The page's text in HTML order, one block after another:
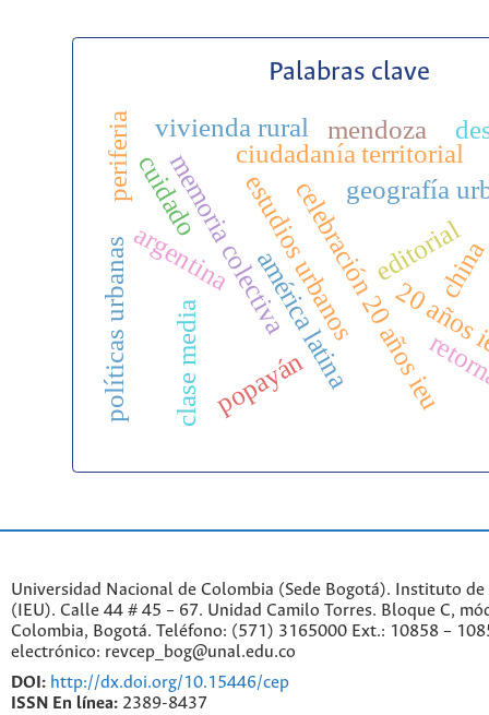
Palabras clave
editorial
celebración 20 años ieu
estudios urbanos 20
américa latina
ciudadanía territorial
geografía
memoria colectiva
argentina
clase media
mendoza
popayán
china
cuidado
periferia
políticas urbanas
vivienda rural
Universidad Nacional de Colombia (Sede Bogotá). Instituto
(IEU). Calle 44 # 45 – 67. Unidad Camilo Torres. Bloque C,
Colombia, Bogotá. Teléfono: (571) 3165000 Ext.: 10858 –
electrónico: revcep_bog@unal.edu.co
DOI: http://dx.doi.org/10.15446/cep
ISSN En línea: 2389-8437